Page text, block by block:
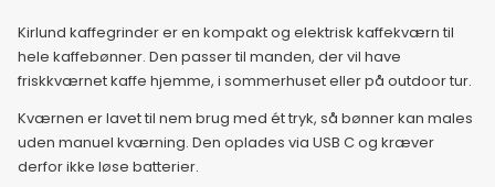
Kirlund kaffegrinder er en kompakt og elektrisk kaffekværn til
hele kaffebønner. Den passer til manden, der vil have
friskkværnet kaffe hjemme, i sommerhuset eller på outdoor tur.
Kværnen er lavet til nem brug med ét tryk, så bønner kan males
uden manuel kværning. Den oplades via USB C og kræver
derfor ikke løse batterier.